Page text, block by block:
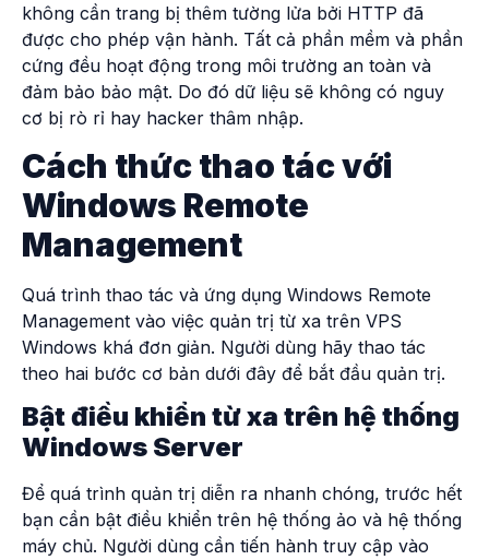
không cần trang bị thêm tường lửa bởi HTTP đã
được cho phép vận hành. Tất cả phần mềm và phần
cứng đều hoạt động trong môi trường an toàn và
đảm bảo bảo mật. Do đó dữ liệu sẽ không có nguy
cơ bị rò rỉ hay hacker thâm nhập.
Cách thức thao tác với
Windows Remote
Management
Quá trình thao tác và ứng dụng Windows Remote
Management vào việc quản trị từ xa trên VPS
Windows khá đơn giản. Người dùng hãy thao tác
theo hai bước cơ bản dưới đây để bắt đầu quản trị.
Bật điều khiển từ xa trên hệ thống
Windows Server
Để quá trình quản trị diễn ra nhanh chóng, trước hết
bạn cần bật điều khiển trên hệ thống ảo và hệ thống
máy chủ. Người dùng cần tiến hành truy cập vào